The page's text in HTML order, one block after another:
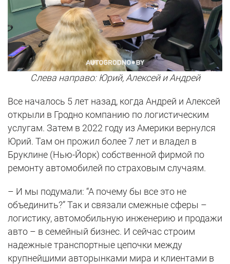
Слева направо: Юрий, Алексей и Андрей
Все началось 5 лет назад, когда Андрей и Алексей
открыли в Гродно компанию по логистическим
услугам. Затем в 2022 году из Америки вернулся
Юрий. Там он прожил более 7 лет и владел в
Бруклине (Нью-Йорк) собственной фирмой по
ремонту автомобилей по страховым случаям.
– И мы подумали: “А почему бы все это не
объединить?” Так и связали смежные сферы –
логистику, автомобильную инженерию и продажи
авто – в семейный бизнес. И сейчас строим
надежные транспортные цепочки между
крупнейшими авторынками мира и клиентами в